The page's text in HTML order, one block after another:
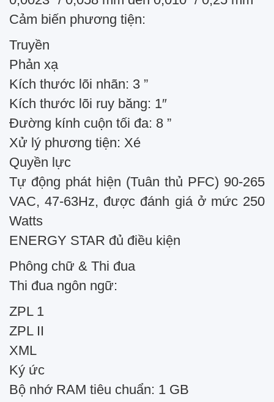
Cảm biến phương tiện:
Truyền
Phản xạ
Kích thước lõi nhãn: 3 ”
Kích thước lõi ruy băng: 1″
Đường kính cuộn tối đa: 8 ”
Xử lý phương tiện: Xé
Quyền lực
Tự động phát hiện (Tuân thủ PFC) 90-265
VAC, 47-63Hz, được đánh giá ở mức 250
Watts
ENERGY STAR đủ điều kiện
Phông chữ & Thi đua
Thi đua ngôn ngữ:
ZPL 1
ZPL II
XML
Ký ức
Bộ nhớ RAM tiêu chuẩn: 1 GB